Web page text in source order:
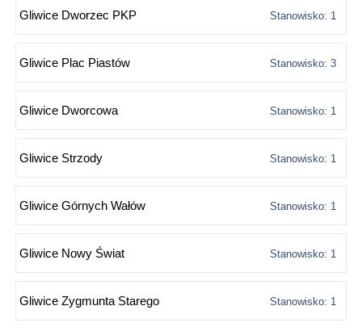
Gliwice Dworzec PKP Stanowisko: 1
Gliwice Plac Piastów Stanowisko: 3
Gliwice Dworcowa Stanowisko: 1
Gliwice Strzody Stanowisko: 1
Gliwice Górnych Wałów Stanowisko: 1
Gliwice Nowy Świat Stanowisko: 1
Gliwice Zygmunta Starego Stanowisko: 1